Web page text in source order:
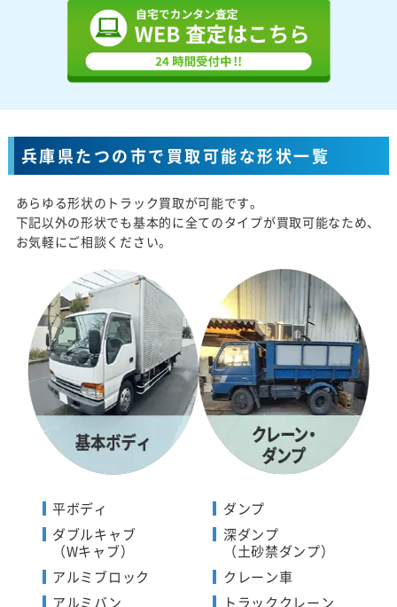
兵庫県たつの市で買取可能な形状一覧
あらゆる形状のトラック買取が可能です。
下記以外の形状でも基本的に全てのタイプが買取可能なため、
お気軽にご相談ください。
平ボディ
ダブルキャブ
（Wキャブ）
アルミブロック
アルミバン
ダンプ
深ダンプ
（土砂禁ダンプ）
クレーン車
トラッククレーン